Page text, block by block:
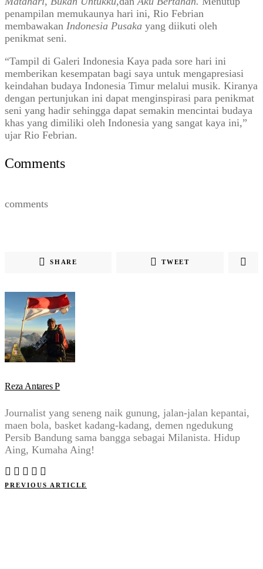
penampilan memukaunya hari ini, Rio Febrian
membawakan Indonesia Pusaka yang diikuti oleh
penikmat seni.
“Tampil di Galeri Indonesia Kaya pada sore hari ini
memberikan kesempatan bagi saya untuk mengapresiasi
keindahan budaya Indonesia Timur melalui musik. Kiranya
dengan pertunjukan ini dapat menginspirasi para penikmat
seni yang hadir sehingga dapat semakin mencintai budaya
khas yang dimiliki oleh Indonesia yang sangat kaya ini,”
ujar Rio Febrian.
Comments
comments
SHARE TWEET
Reza Antares P
Journalist yang seneng naik gunung, jalan-jalan kepantai,
maen bola, basket kadang-kadang, demen ngedukung
Persib Bandung sama bangga sebagai Milanista. Hidup
Aing, Kumaha Aing!
PREVIOUS ARTICLE